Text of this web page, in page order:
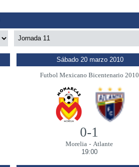
Sábado 20 marzo 2010
Futbol Mexicano Bicentenario 2010
0-1
Morelia - Atlante
19:00